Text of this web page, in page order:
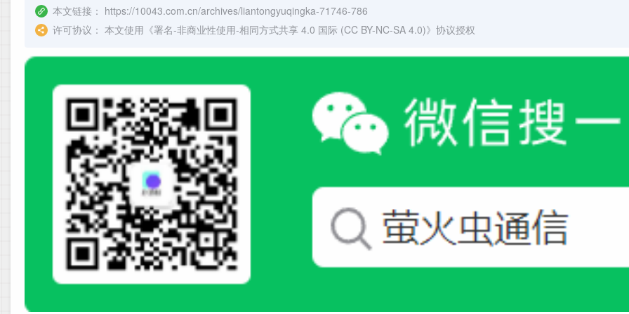
本文链接： https://10043.com.cn/archives/liantongyuqingka-71746-786
许可协议： 本文使用《署名-非商业性使用-相同方式共享 4.0 国际 (CC BY-NC-SA 4.0)》协议授权